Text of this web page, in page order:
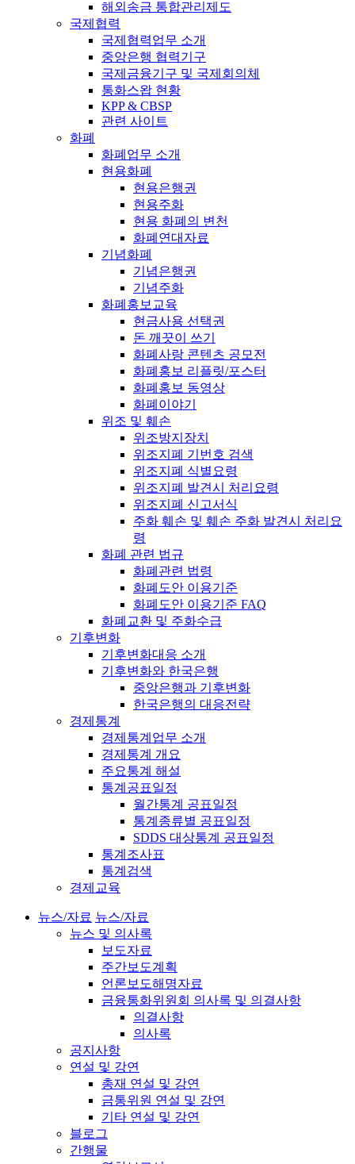
해외송금 통합관리제도
국제협력
국제협력업무 소개
중앙은행 협력기구
국제금융기구 및 국제회의체
통화스왑 현황
KPP & CBSP
관련 사이트
화폐
화폐업무 소개
현용화폐
현용은행권
현용주화
현용 화폐의 변천
화폐연대자료
기념화폐
기념은행권
기념주화
화폐홍보교육
현금사용 선택권
돈 깨끗이 쓰기
화폐사랑 콘텐츠 공모전
화폐홍보 리플릿/포스터
화폐홍보 동영상
화폐이야기
위조 및 훼손
위조방지장치
위조지폐 기번호 검색
위조지폐 식별요령
위조지폐 발견시 처리요령
위조지폐 신고서식
주화 훼손 및 훼손 주화 발견시 처리요
령
화폐 관련 법규
화폐관련 법령
화폐도안 이용기준
화폐도안 이용기준 FAQ
화폐교환 및 주화수급
기후변화
기후변화대응 소개
기후변화와 한국은행
중앙은행과 기후변화
한국은행의 대응전략
경제통계
경제통계업무 소개
경제통계 개요
주요통계 해설
통계공표일정
월간통계 공표일정
통계종류별 공표일정
SDDS 대상통계 공표일정
통계조사표
통계검색
경제교육
뉴스/자료 뉴스/자료
뉴스 및 의사록
보도자료
주간보도계획
언론보도해명자료
금융통화위원회 의사록 및 의결사항
의결사항
의사록
공지사항
연설 및 강연
총재 연설 및 강연
금통위원 연설 및 강연
기타 연설 및 강연
블로그
간행물